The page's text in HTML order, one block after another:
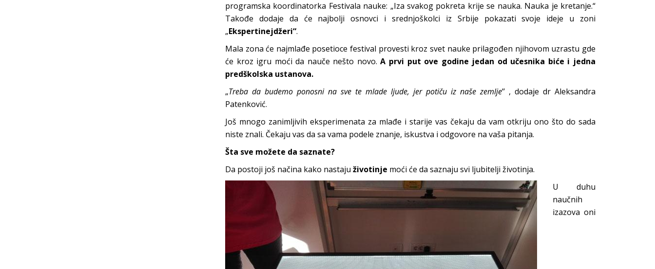
programska koordinatorka Festivala nauke: „Iza svakog pokreta krije se nauka. Nauka je kretanje.“
Takođe dodaje da će najbolji osnovci i srednjoškolci iz Srbije pokazati svoje ideje u zoni
„Ekspertinejdžeri“.
Mala zona će najmlađe posetioce festival provesti kroz svet nauke prilagođen njihovom uzrastu gde
će kroz igru moći da nauče nešto novo.A prvi put ove godine jedan od učesnika biće i jedna
predškolska ustanova.
„Treba da budemo ponosni na sve te mlade ljude, jer potiču iz naše zemlje’’ , dodaje dr Aleksandra
Patenković.
Još mnogo zanimljivih eksperimenata za mlađe i starije vas čekaju da vam otkriju ono što do sada
niste znali. Čekaju vas da sa vama podele znanje, iskustva i odgovore na vaša pitanja.
Šta sve možete da saznate?
Da postoji još načina kako nastaju životinje moći će da saznaju svi ljubitelji životinja.
U duhu
naučnih
izazova oni